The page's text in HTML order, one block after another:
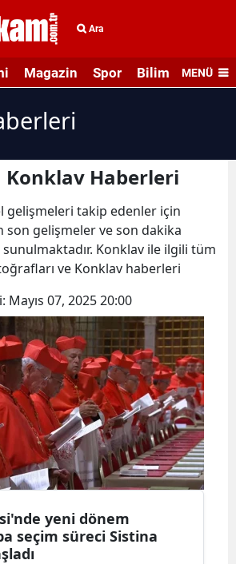
Ara
Magazin Spor Bilim veMENÜ
Konklav Haberleri
gelişmeleri takip edenler için
son gelişmeler ve son dakika
Konklav ile ilgili tüm
ve Konklav haberleri
Mayıs 07, 2025 20:00
yeni dönem
seçim süreci Sistina